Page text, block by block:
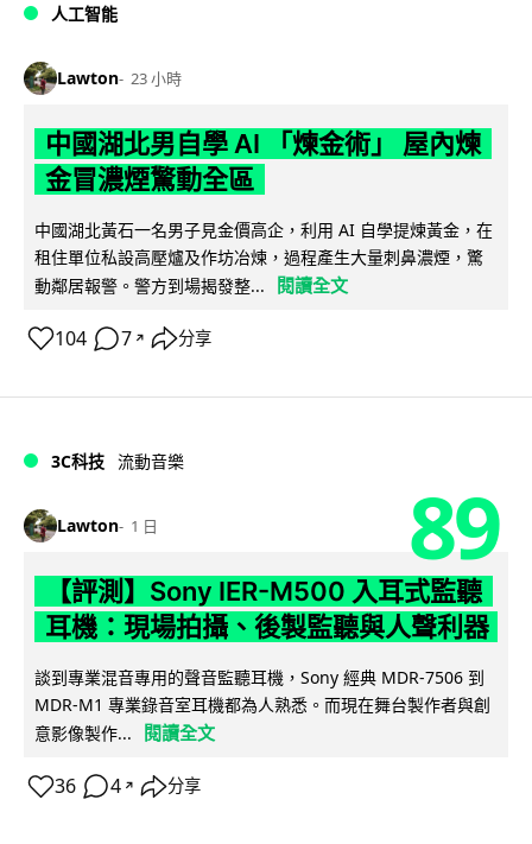
人工智能
Lawton 23 小時
中國湖北男自學 AI 「煉金術」 屋內煉
金冒濃煙驚動全區
中國湖北黃石一名男子見金價高企，利用 AI 自學提煉黃金，在
租住單位私設高壓爐及作坊冶煉，過程產生大量刺鼻濃煙，驚
動鄰居報警。警方到場揭發整...
閱讀全文
104 7 ↗ 分享
3C科技 流動音樂
Lawton 1 日 89
【評測】Sony IER-M500 入耳式監聽
耳機：現場拍攝、後製監聽與人聲利器
談到專業混音專用的聲音監聽耳機，Sony 經典 MDR-7506 到
MDR-M1 專業錄音室耳機都為人熟悉。而現在舞台製作者與創
意影像製作...
閱讀全文
36 4 ↗ 分享